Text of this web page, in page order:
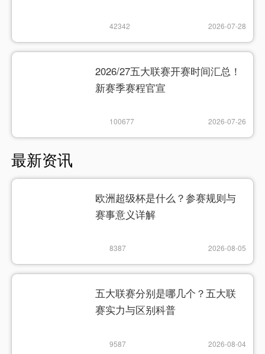
42342 2026-07-28
2026/27五大联赛开赛时间汇总！
新赛季赛程官宣
100677 2026-07-26
最新资讯
欧洲超级杯是什么？参赛规则与
赛事意义详解
8387 2026-08-05
五大联赛分别是哪几个？五大联
赛实力与区别科普
9587 2026-08-04